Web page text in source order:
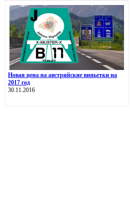
Новая цена на австрийские виньетки на
2017 год
30.11.2016